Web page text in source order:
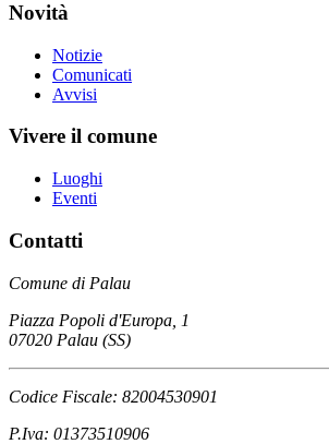
Novità
Notizie
Comunicati
Avvisi
Vivere il comune
Luoghi
Eventi
Contatti
Comune di Palau
Piazza Popoli d'Europa, 1
07020 Palau (SS)
Codice Fiscale: 82004530901
P.Iva: 01373510906